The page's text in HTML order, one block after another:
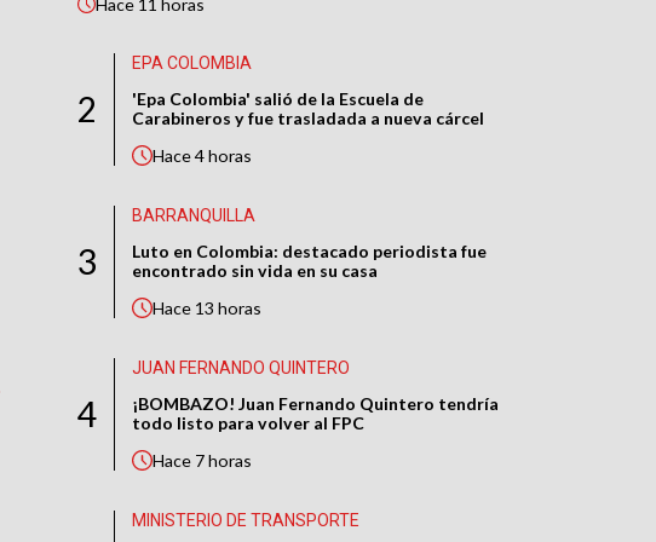
2
EPA COLOMBIA
'Epa Colombia' salió de la Escuela de
Carabineros y fue trasladada a nueva cárcel
Hace4 horas
3
BARRANQUILLA
Luto en Colombia: destacado periodista fue
encontrado sin vida en su casa
Hace 13 horas
4
JUAN FERNANDO QUINTERO
¡BOMBAZO! Juan Fernando Quintero tendría
todo listo para volver al FPC
Hace 7 horas
MINISTERIO DE TRANSPORTE